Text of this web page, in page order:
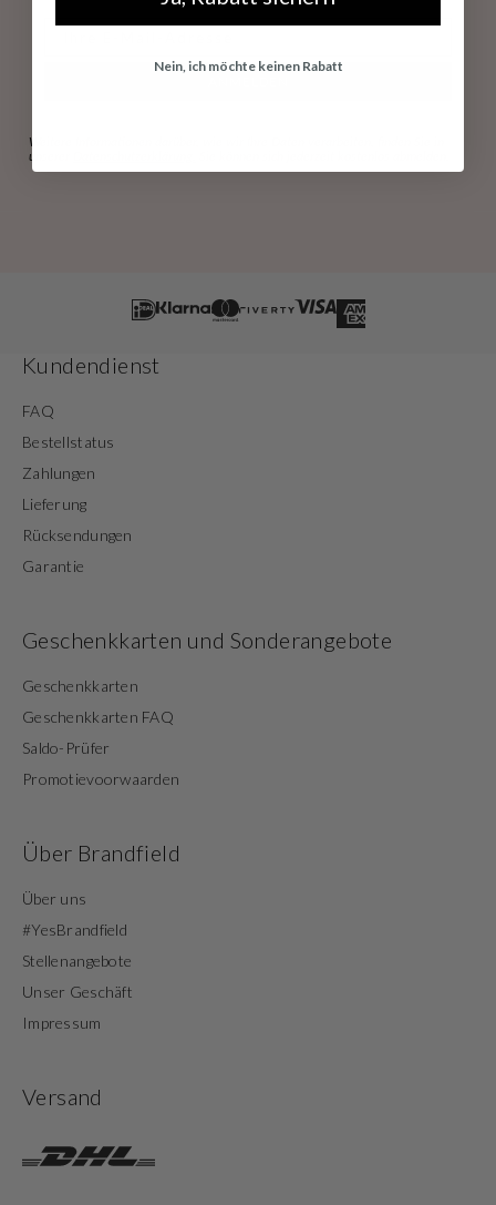
E-mail
Weitere Informationen darüber, wie wir Ihre Daten verarbeiten, finden Sie in
unserer
Kundendienst
FAQ
Bestellstatus
Zahlungen
Lieferung
Rücksendungen
Garantie
Geschenkkarten und Sonderangebote
Geschenkkarten
Geschenkkarten FAQ
Saldo-Prüfer
Promotievoorwaarden
Über Brandfield
Über uns
#YesBrandfield
Stellenangebote
Unser Geschäft
Impressum
Versand
Nein, ich möchte keinen Rabatt